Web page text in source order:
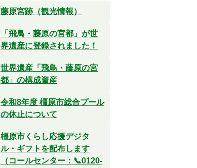
藤原宮跡（観光情報）
「飛鳥・藤原の宮都」が世
界遺産に登録されました！
世界遺産「飛鳥・藤原の宮
都」の構成資産
令和8年度 橿原市総合プール
の休止について
橿原市くらし応援デジタ
ル・ギフトを配布します
（コールセンター：📞0120-